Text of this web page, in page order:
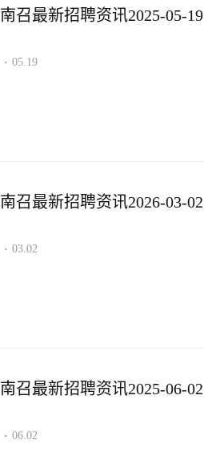
南召最新招聘资讯2025-05-19
· 05.19
南召最新招聘资讯2026-03-02
· 03.02
南召最新招聘资讯2025-06-02
· 06.02